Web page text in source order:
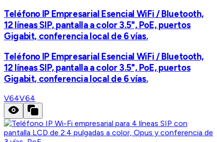
Teléfono IP Empresarial Esencial WiFi / Bluetooth,
12 líneas SIP, pantalla a color 3.5", PoE, puertos
Gigabit, conferencia local de 6 vías.
Teléfono IP Empresarial Esencial WiFi / Bluetooth,
12 líneas SIP, pantalla a color 3.5", PoE, puertos
Gigabit, conferencia local de 6 vías.
V64V64